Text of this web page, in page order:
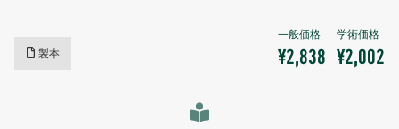
製本 ¥2,838 ¥2,002